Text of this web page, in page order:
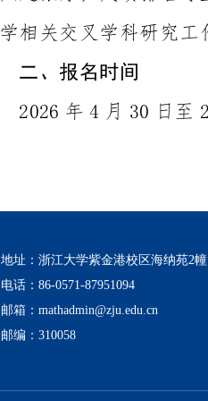
地址：浙江大学紫金港校区海纳苑2幢
电话：86-0571-87951094
邮箱：mathadmin@zju.edu.cn
邮编：310058